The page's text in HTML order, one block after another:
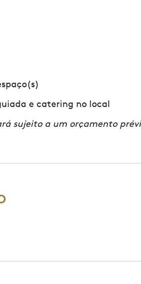
e catering no local
sujeito a um orçamento